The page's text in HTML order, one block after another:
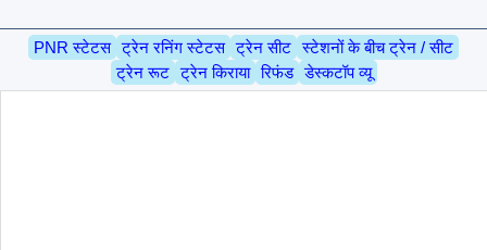
PNR स्टेटस ट्रेन रनिंग स्टेटस ट्रेन सीट स्टेशनों के बीच ट्रेन / सीट
ट्रेन रूट ट्रेन किराया रिफंड डेस्कटॉप व्यू